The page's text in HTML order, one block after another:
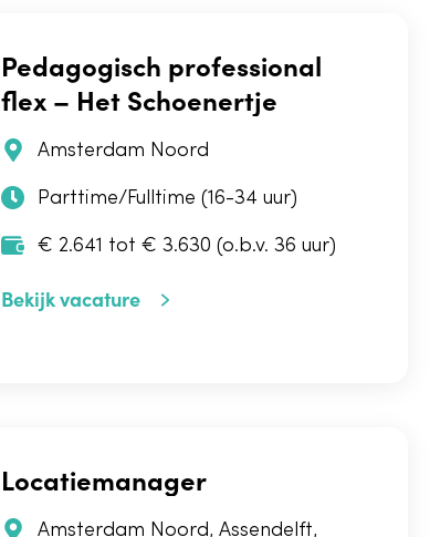
Pedagogisch professional
flex – Het Schoenertje
Amsterdam Noord
Parttime/Fulltime (16-34 uur)
€ 2.641 tot € 3.630 (o.b.v. 36 uur)
Bekijk vacature
Locatiemanager
Amsterdam Noord, Assendelft,